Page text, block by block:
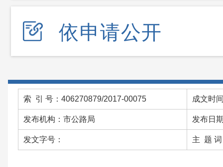
依申请公开
索 引 号：406270879/2017-00075 成文时
发布机构：市公路局 发布日
发文字号： 主 题 词